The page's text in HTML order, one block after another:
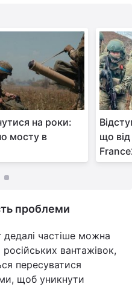
на роки:
мосту в
що від
проблеми
дедалі частіше можна
вантажівок,
пересуватися
щоб уникнути